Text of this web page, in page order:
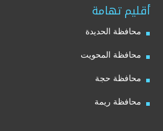
أقليم تهامة
محافظة الحديدة
محافظة المحويت
محافظة حجة
محافظة ريمة